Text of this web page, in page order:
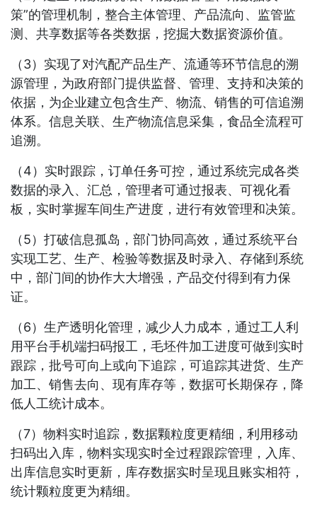
策”的管理机制，整合主体管理、产品流向、监管监
测、共享数据等各类数据，挖掘大数据资源价值。
（3）实现了对汽配产品生产、流通等环节信息的溯
源管理，为政府部门提供监督、管理、支持和决策的
依据，为企业建立包含生产、物流、销售的可信追溯
体系。信息关联、生产物流信息采集，食品全流程可
追溯。
（4）实时跟踪，订单任务可控，通过系统完成各类
数据的录入、汇总，管理者可通过报表、可视化看
板，实时掌握车间生产进度，进行有效管理和决策。
（5）打破信息孤岛，部门协同高效，通过系统平台
实现工艺、生产、检验等数据及时录入、存储到系统
中，部门间的协作大大增强，产品交付得到有力保
证。
（6）生产透明化管理，减少人力成本，通过工人利
用平台手机端扫码报工，毛坯件加工进度可做到实时
跟踪，批号可向上或向下追踪，可追踪其进货、生产
加工、销售去向、现有库存等，数据可长期保存，降
低人工统计成本。
（7）物料实时追踪，数据颗粒度更精细，利用移动
扫码出入库，物料实现实时全过程跟踪管理，入库、
出库信息实时更新，库存数据实时呈现且账实相符，
统计颗粒度更为精细。